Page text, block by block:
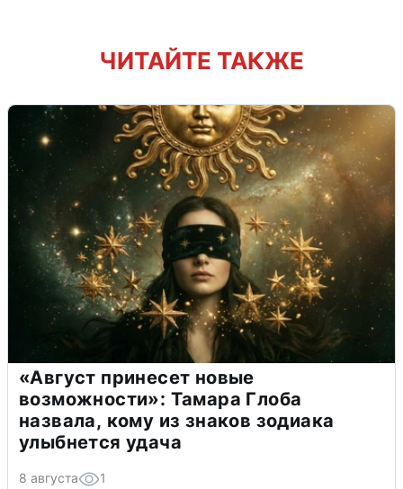
ЧИТАЙТЕ ТАКЖЕ
«Август принесет новые
возможности»: Тамара Глоба
назвала, кому из знаков зодиака
улыбнется удача
8 августа 1